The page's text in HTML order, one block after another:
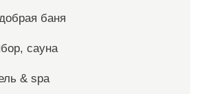
баня
сауна
& spa